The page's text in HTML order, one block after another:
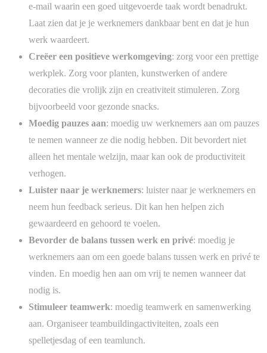
e-mail waarin een goed uitgevoerde taak wordt benadrukt.
Laat zien dat je je werknemers dankbaar bent en dat je hun
werk waardeert.
Creëer een positieve werkomgeving: zorg voor een prettige
werkplek. Zorg voor planten, kunstwerken of andere
decoraties die vrolijk zijn en creativiteit stimuleren. Zorg
bijvoorbeeld voor gezonde snacks.
Moedig pauzes aan: moedig uw werknemers aan om pauzes
te nemen wanneer ze die nodig hebben. Dit bevordert niet
alleen het mentale welzijn, maar kan ook de productiviteit
verhogen.
Luister naar je werknemers: luister naar je werknemers en
neem hun feedback serieus. Dit kan hen helpen zich
gewaardeerd en gehoord te voelen.
Bevorder de balans tussen werk en privé: moedig je
werknemers aan om een goede balans tussen werk en privé te
vinden. En moedig hen aan om vrij te nemen wanneer dat
nodig is.
Stimuleer teamwerk: moedig teamwerk en samenwerking
aan. Organiseer teambuildingactiviteiten, zoals een
spelletjesdag of een teamlunch.